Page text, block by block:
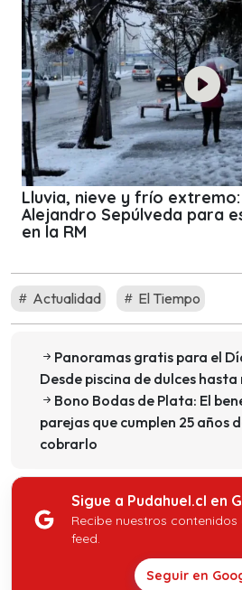
Lluvia, nieve y frío
Alejandro Sepúlveda para
en la RM
Actualidad El Tiempo
Panoramas gratis para el
Desde piscina de dulces
Bono Bodas de Plata: El
parejas que cumplen 25 años
cobrarlo
Sigue a Pudahuel.cl en
Recibe nuestros
feed.
Seguir en